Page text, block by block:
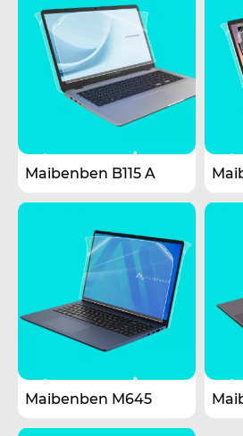
Maibenben B115 A
Maibenben M645